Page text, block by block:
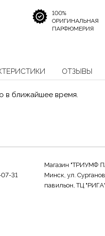
100%
ОРИГИНАЛЬНАЯ
ПАРФЮМЕРИЯ
ОТЗЫВЫ
в ближайшее время.
31
Магазин "ТРИУМФ
Минск, ул.
павильон, ТЦ "РИГА"